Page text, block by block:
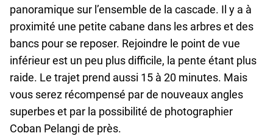
panoramique sur l’ensemble de la cascade. Il y a à
proximité une petite cabane dans les arbres et des
bancs pour se reposer. Rejoindre le point de vue
inférieur est un peu plus difficile, la pente étant plus
raide. Le trajet prend aussi 15 à 20 minutes. Mais
vous serez récompensé par de nouveaux angles
superbes et par la possibilité de photographier
Coban Pelangi de près.